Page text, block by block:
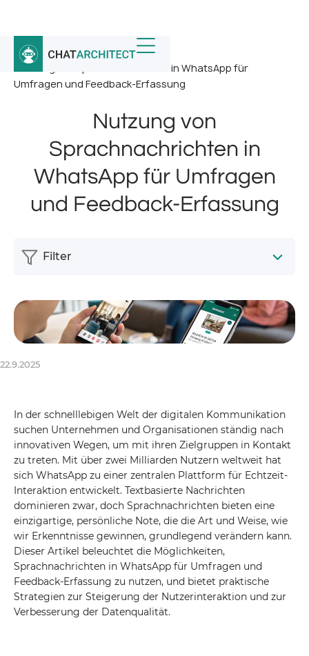
Startseite / Nachricht /
Nutzung von Sprachnachrichten in WhatsApp für
Umfragen und Feedback-Erfassung
Nutzung von
Sprachnachrichten in
WhatsApp für Umfragen
und Feedback-Erfassung
22.9.2025
In der schnelllebigen Welt der digitalen Kommunikation
suchen Unternehmen und Organisationen ständig nach
innovativen Wegen, um mit ihren Zielgruppen in Kontakt
zu treten. Mit über zwei Milliarden Nutzern weltweit hat
sich WhatsApp zu einer zentralen Plattform für Echtzeit-
Interaktion entwickelt. Textbasierte Nachrichten
dominieren zwar, doch Sprachnachrichten bieten eine
einzigartige, persönliche Note, die die Art und Weise, wie
wir Erkenntnisse gewinnen, grundlegend verändern kann.
Dieser Artikel beleuchtet die Möglichkeiten,
Sprachnachrichten in WhatsApp für Umfragen und
Feedback-Erfassung zu nutzen, und bietet praktische
Strategien zur Steigerung der Nutzerinteraktion und zur
Verbesserung der Datenqualität.
Filter